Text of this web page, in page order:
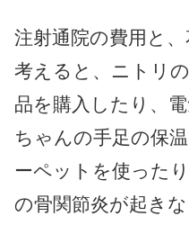
注射通院の費用と
考えると、ニトリ
品を購入したり、
ちゃんの手足の保
ーペットを使った
の骨関節炎が起き